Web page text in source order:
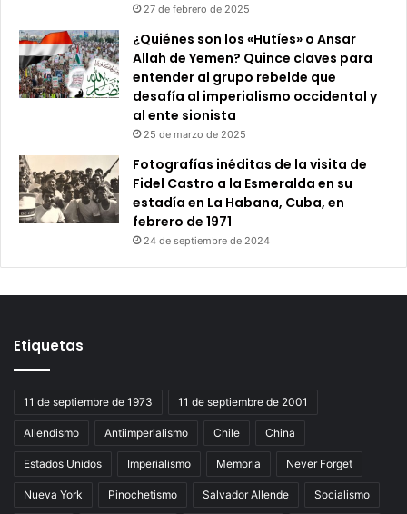
27 de febrero de 2025
¿Quiénes son los «Hutíes» o Ansar
Allah de Yemen? Quince claves para
entender al grupo rebelde que
desafía al imperialismo occidental y
al ente sionista
25 de marzo de 2025
Fotografías inéditas de la visita de
Fidel Castro a la Esmeralda en su
estadía en La Habana, Cuba, en
febrero de 1971
24 de septiembre de 2024
Etiquetas
11 de septiembre de 1973 11 de septiembre de 2001
Allendismo Antiimperialismo Chile China
Estados Unidos Imperialismo Memoria Never Forget
Nueva York Pinochetismo Salvador Allende Socialismo